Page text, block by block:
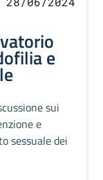
e
sui
e
sessuale dei